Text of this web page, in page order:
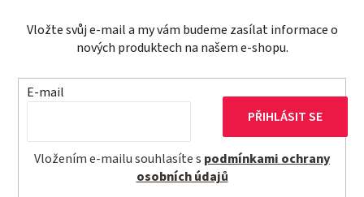
Vložte svůj e-mail a my vám budeme zasílat informace o
nových produktech na našem e-shopu.
E-mail
Vložením e-mailu souhlasíte s podmínkami ochrany
osobních údajů
PŘIHLÁSIT SE